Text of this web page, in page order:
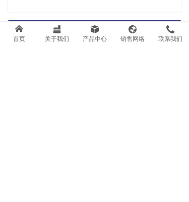
上一篇
首页 关于我们 产品中心 销售网络 联系我们